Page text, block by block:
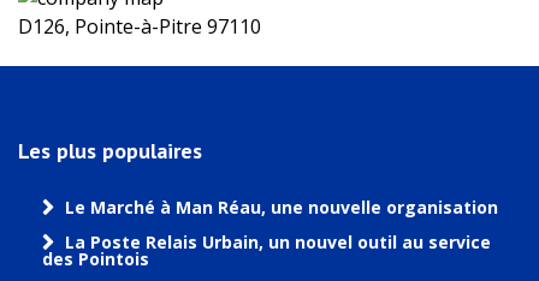
D126, Pointe-à-Pitre 97110
Les plus populaires
Le Marché à Man Réau, une nouvelle organisation
La Poste Relais Urbain, un nouvel outil au service
des Pointois